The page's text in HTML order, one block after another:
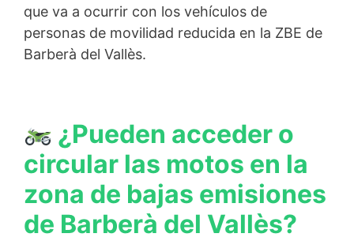
que va a ocurrir con los vehículos de
personas de movilidad reducida en la ZBE de
Barberà del Vallès.
¿Pueden acceder o
circular las motos en la
zona de bajas emisiones
de Barberà del Vallès?